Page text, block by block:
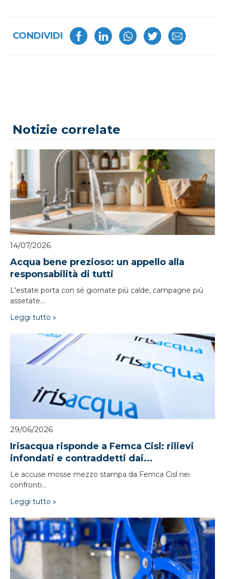
CONDIVIDI
Notizie correlate
14/07/2026
Acqua bene prezioso: un appello alla
responsabilità di tutti
L'estate porta con sé giornate più calde, campagne più
assetate...
Leggi tutto »
29/06/2026
Irisacqua risponde a Femca Cisl: rilievi
infondati e contraddetti dai...
Le accuse mosse mezzo stampa da Femca Cisl nei
confronti...
Leggi tutto »